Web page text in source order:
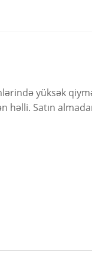
yüksək
həlli. Satın